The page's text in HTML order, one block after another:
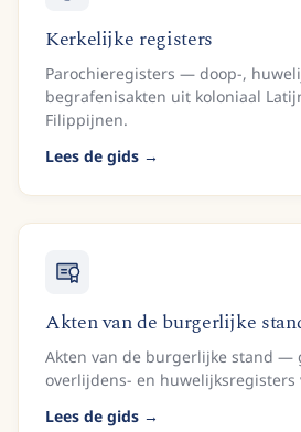
Kerkelijke registers
Parochieregisters — doop-,
begrafenisakten uit koloniaal
Filippijnen.
Lees de gids
Akten van de burgerlijke
Akten van de burgerlijke stand —
overlijdens- en huwelijksregisters
Lees de gids